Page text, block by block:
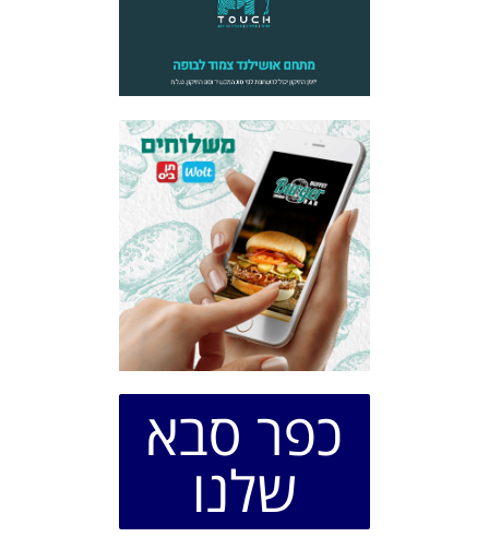
כפר סבא
שלנו